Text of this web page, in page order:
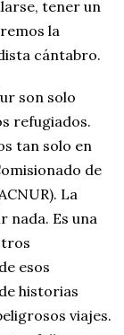
tener un
la
cántabro.
son solo
refugiados.
tan solo en
de
La
nada. Es una
esos
historias
viajes.